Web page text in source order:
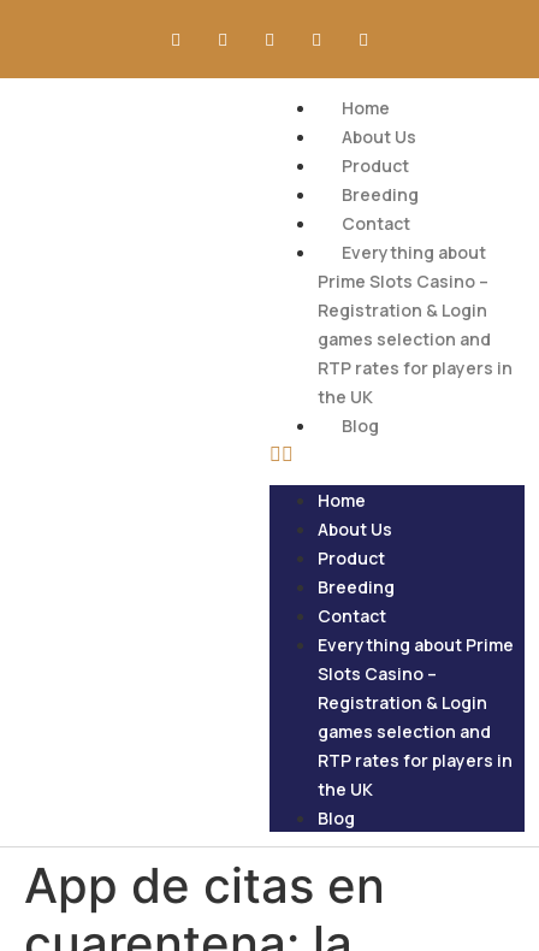
Home
About Us
Product
Breeding
Contact
Everything about
Prime Slots Casino –
Registration & Login
games selection and
RTP rates for players in
the UK
Blog
Home
About Us
Product
Breeding
Contact
Everything about Prime
Slots Casino –
Registration & Login
games selection and
RTP rates for players in
the UK
Blog
App de citas en